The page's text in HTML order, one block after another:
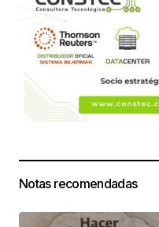
Notas recomendadas